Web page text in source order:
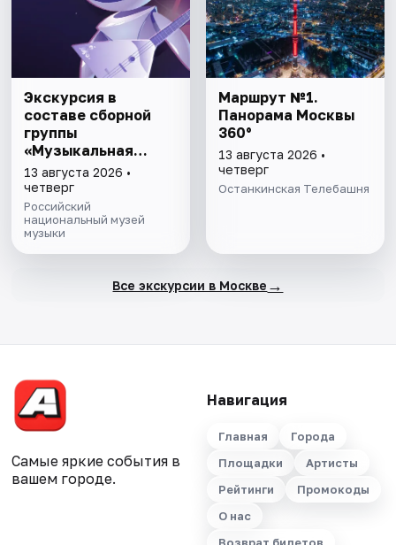
Экскурсия в
составе сборной
группы
«Музыкальная
эволюция: от
камней до
нейросeти»
13 августа 2026 •
четверг
Российский
национальный музей
музыки
Маршрут №1.
Панорама Москвы
360°
13 августа 2026 •
четверг
Останкинская Телебашня
Все экскурсии в Москве →
Самые яркие события в
вашем городе.
Навигация
Главная
Города
Площадки
Артисты
Рейтинги
Промокоды
О нас